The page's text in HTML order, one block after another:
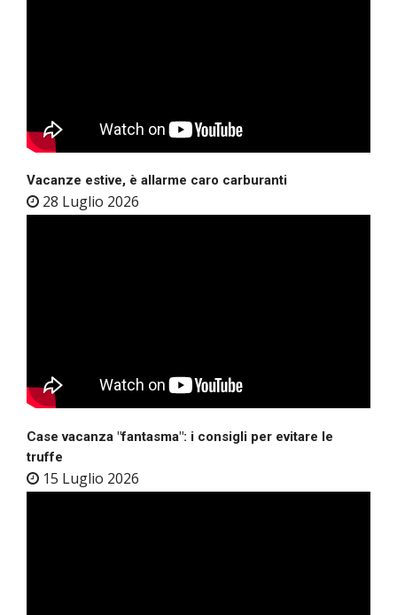
Vacanze estive, è allarme caro carburanti
28 Luglio 2026
Case vacanza "fantasma": i consigli per evitare le
truffe
15 Luglio 2026